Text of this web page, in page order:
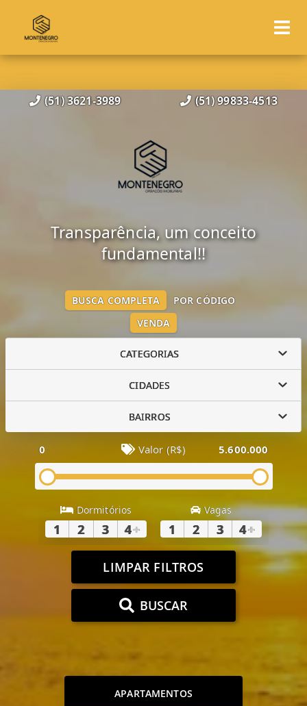
(51) 3621-3989 (51) 99833-4513
Transparência, um conceito
fundamental!!
VENDA
BUSCA COMPLETA POR CÓDIGO
CATEGORIAS
CIDADES
BAIRROS
0 Valor (R$) 5.600.000
Dormitórios
1 2 3 4+
Vagas
1 2 3 4+
LIMPAR FILTROS
BUSCAR
APARTAMENTOS